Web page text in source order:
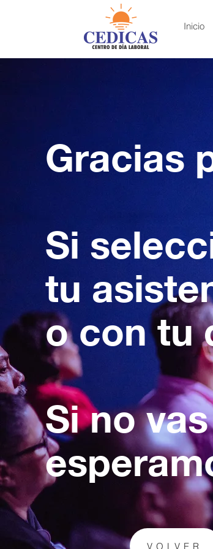
Inicio
Gracias
Si
tu
o con tu
Si no
VOLVER